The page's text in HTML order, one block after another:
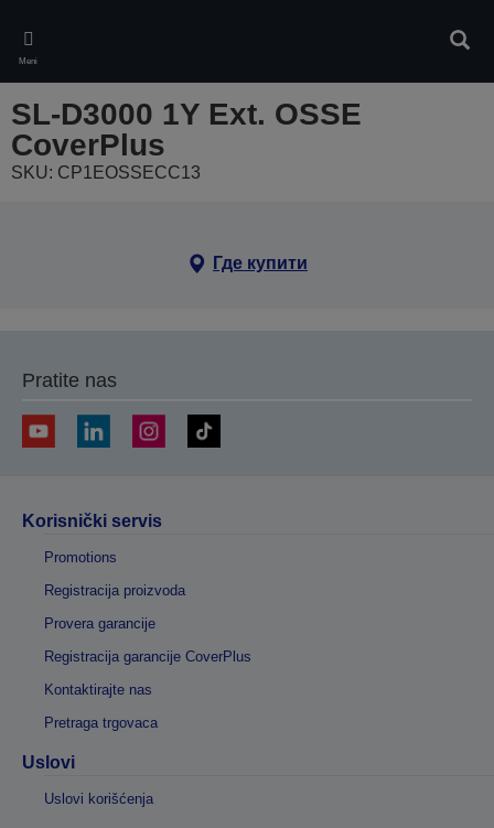
main
content
Meni
SL-D3000 1Y Ext. OSSE
CoverPlus
SKU: CP1EOSSECC13
Где купити
Pratite nas
Korisnički servis
Promotions
Registracija proizvoda
Provera garancije
Registracija garancije CoverPlus
Kontaktirajte nas
Pretraga trgovaca
Uslovi
Uslovi korišćenja